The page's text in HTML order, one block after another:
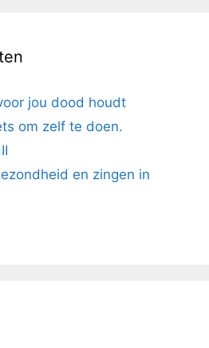
jou dood houdt
om zelf te doen.
en zingen in